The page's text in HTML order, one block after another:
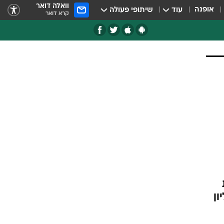
אופנה עוד שיתופי פעולה וואלה דואר
קרא דואר